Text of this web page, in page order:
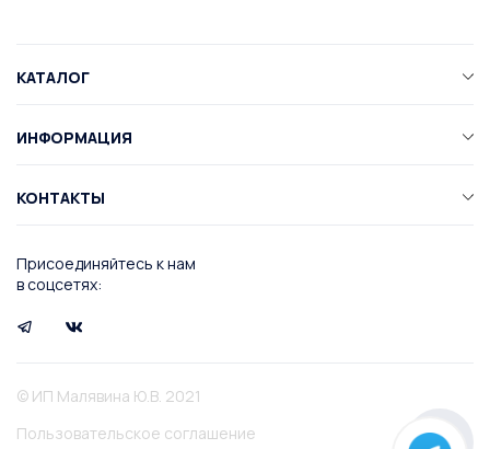
Присоединяйтесь к нам
в соцсетях:
КАТАЛОГ
ИНФОРМАЦИЯ
КОНТАКТЫ
© ИП Малявина Ю.В. 2021
Пользовательское соглашение